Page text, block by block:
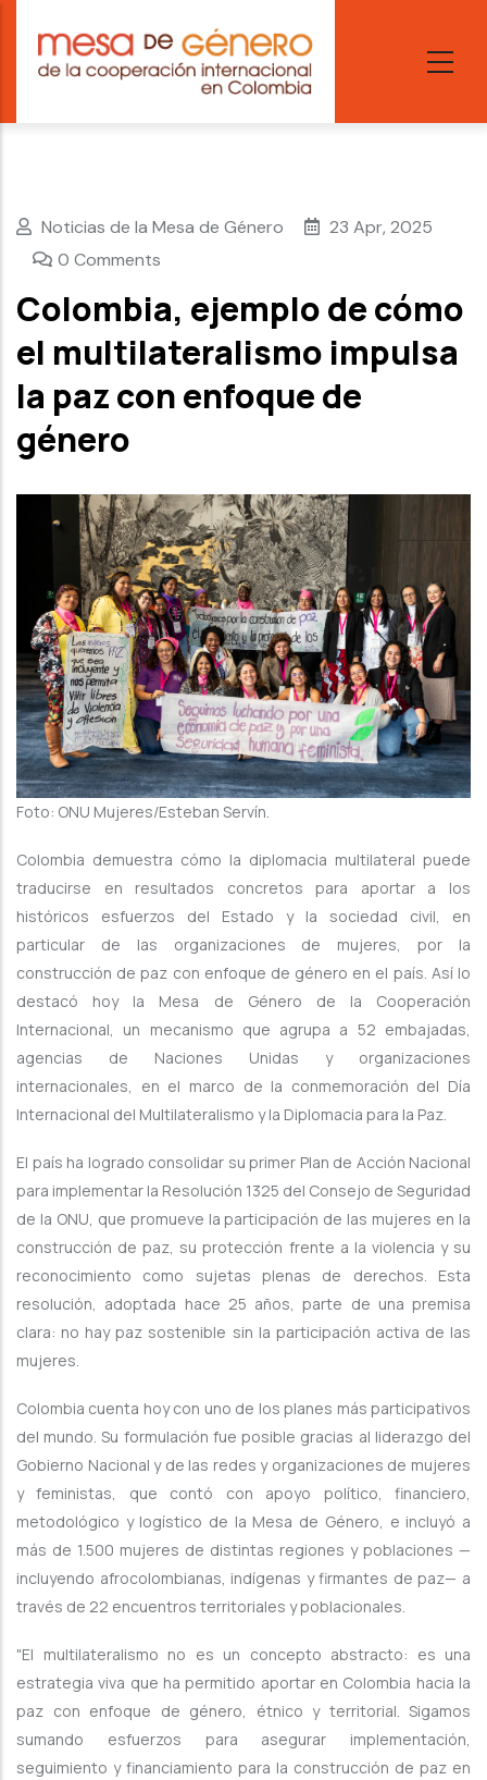
main
content
Noticias de la Mesa de Género
23 Apr, 2025
0 Comments
Colombia, ejemplo de cómo
el multilateralismo impulsa
la paz con enfoque de
género
Foto: ONU Mujeres/Esteban Servín.
Colombia demuestra cómo la diplomacia multilateral puede
traducirse en resultados concretos para aportar a los
históricos esfuerzos del Estado y la sociedad civil, en
particular de las organizaciones de mujeres, por la
construcción de paz con enfoque de género en el país. Así lo
destacó hoy la Mesa de Género de la Cooperación
Internacional, un mecanismo que agrupa a 52 embajadas,
agencias de Naciones Unidas y organizaciones
internacionales, en el marco de la conmemoración del Día
Internacional del Multilateralismo y la Diplomacia para la Paz.
El país ha logrado consolidar su primer Plan de Acción Nacional
para implementar la Resolución 1325 del Consejo de Seguridad
de la ONU, que promueve la participación de las mujeres en la
construcción de paz, su protección frente a la violencia y su
reconocimiento como sujetas plenas de derechos. Esta
resolución, adoptada hace 25 años, parte de una premisa
clara: no hay paz sostenible sin la participación activa de las
mujeres.
Colombia cuenta hoy con uno de los planes más participativos
del mundo. Su formulación fue posible gracias al liderazgo del
Gobierno Nacional y de las redes y organizaciones de mujeres
y feministas, que contó con apoyo político, financiero,
metodológico y logístico de la Mesa de Género, e incluyó a
más de 1.500 mujeres de distintas regiones y poblaciones —
incluyendo afrocolombianas, indígenas y firmantes de paz— a
través de 22 encuentros territoriales y poblacionales.
"El multilateralismo no es un concepto abstracto: es una
estrategia viva que ha permitido aportar en Colombia hacia la
paz con enfoque de género, étnico y territorial. Sigamos
sumando esfuerzos para asegurar implementación,
seguimiento y financiamiento para la construcción de paz en